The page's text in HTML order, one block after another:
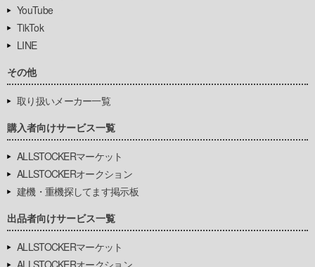
YouTube
TikTok
LINE
その他
取り扱いメーカー一覧
購入者向けサービス一覧
ALLSTOCKERマーケット
ALLSTOCKERオークション
建機・重機探してます掲示板
出品者向けサービス一覧
ALLSTOCKERマーケット
ALLSTOCKERオークション